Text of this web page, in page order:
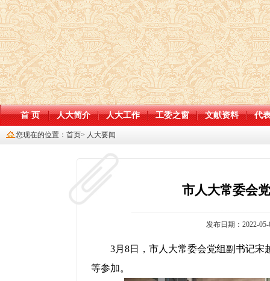
首 页 人大简介 人大工作 工委之窗 文献资料 代
您现在的位置： 首页> 人大要闻
市人大常委会
发布日期：2022-
3月8日，市人大常委会党组副书记
等参加。